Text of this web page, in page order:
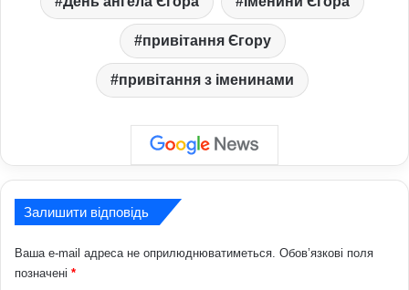
привітання Єгору
привітання з іменинами
Залишити відповідь
Ваша e-mail адреса не оприлюднюватиметься. Обов’язкові поля
позначені *